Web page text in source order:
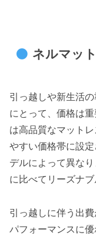
ネルマッ
引っ越しや新生活
にとって、価格は
は高品質なマット
やすい価格帯に設
デルによって異な
に比べてリーズナ
引っ越しに伴う出
パフォーマンスに